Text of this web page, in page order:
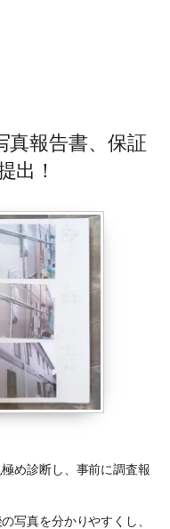
真報告書、保証
出！
め診断し、事前に調査報
写真を分かりやすくし、